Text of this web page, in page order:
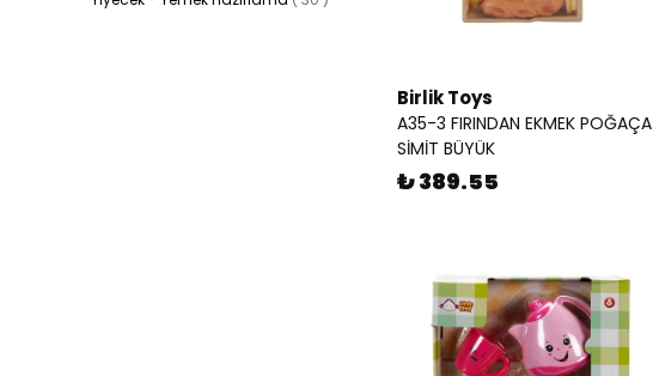
Birlik Toys
A35-3 FIRINDAN EKMEK POĞAÇA
SİMİT BÜYÜK
₺ 389.55